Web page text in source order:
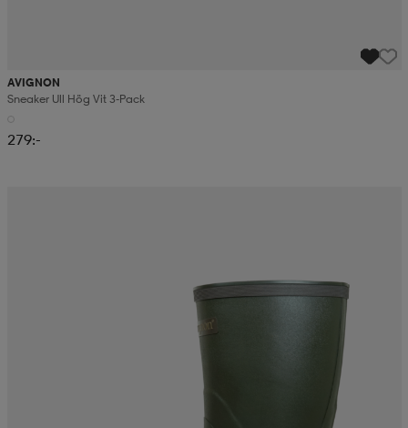
AVIGNON
Sneaker Ull Hög Vit 3-Pack
279:-